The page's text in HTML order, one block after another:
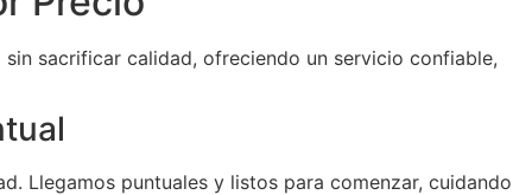
sacrificar calidad, ofreciendo un servicio confiable,
Llegamos puntuales y listos para comenzar, cuidando